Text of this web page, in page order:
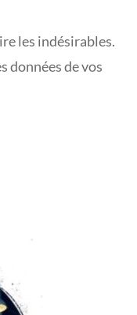
les indésirables.
données de vos